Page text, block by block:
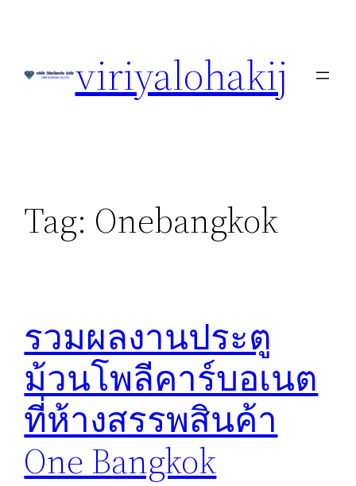
viriyalohakij
Tag: Onebangkok
รวมผลงานประตู
ม้วนโพลีคาร์บอเนต
ที่ห้างสรรพสินค้า
One Bangkok